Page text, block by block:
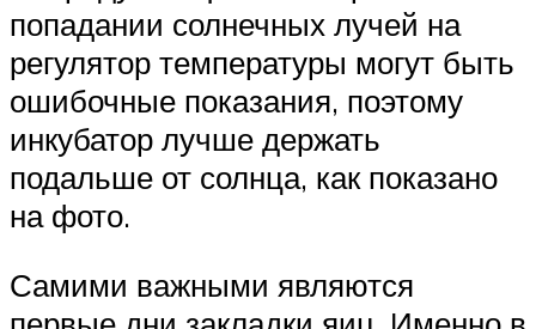
попадании солнечных лучей на
регулятор температуры могут быть
ошибочные показания, поэтому
инкубатор лучше держать
подальше от солнца, как показано
на фото.
Самими важными являются